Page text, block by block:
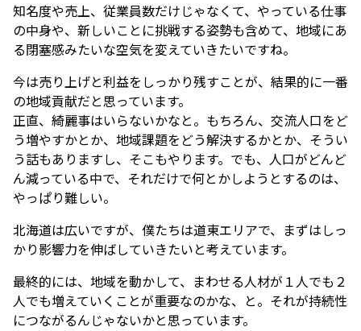
知名度や売上、従業員数だけじゃなくて、やっている仕事
の中身や、新しいことに挑戦する姿勢も含めて、地域にあ
る閉塞感みたいな空気を変えていきたいですね。
今は売り上げと利益をしっかり残すことが、結果的に一番
の地域貢献だと思っています。
正直、綺麗事はいらないかなと。もちろん、交流人口をど
う増やすかとか、地域課題をどう解決するかとか、そうい
う話もありますし、そこもやります。でも、人口がどんど
ん減っている中で、それだけで何とかしようとするのは、
やっぱり難しい。
北海道は広いですが、僕たちは道東エリアで、まずはしっ
かり影響力を伸ばしていきたいと考えています。
最終的には、地域を動かして、まわせる人材が１人でも２
人でも増えていくことが重要なのかな、と。それが持続性
につながるんじゃないかと思っています。